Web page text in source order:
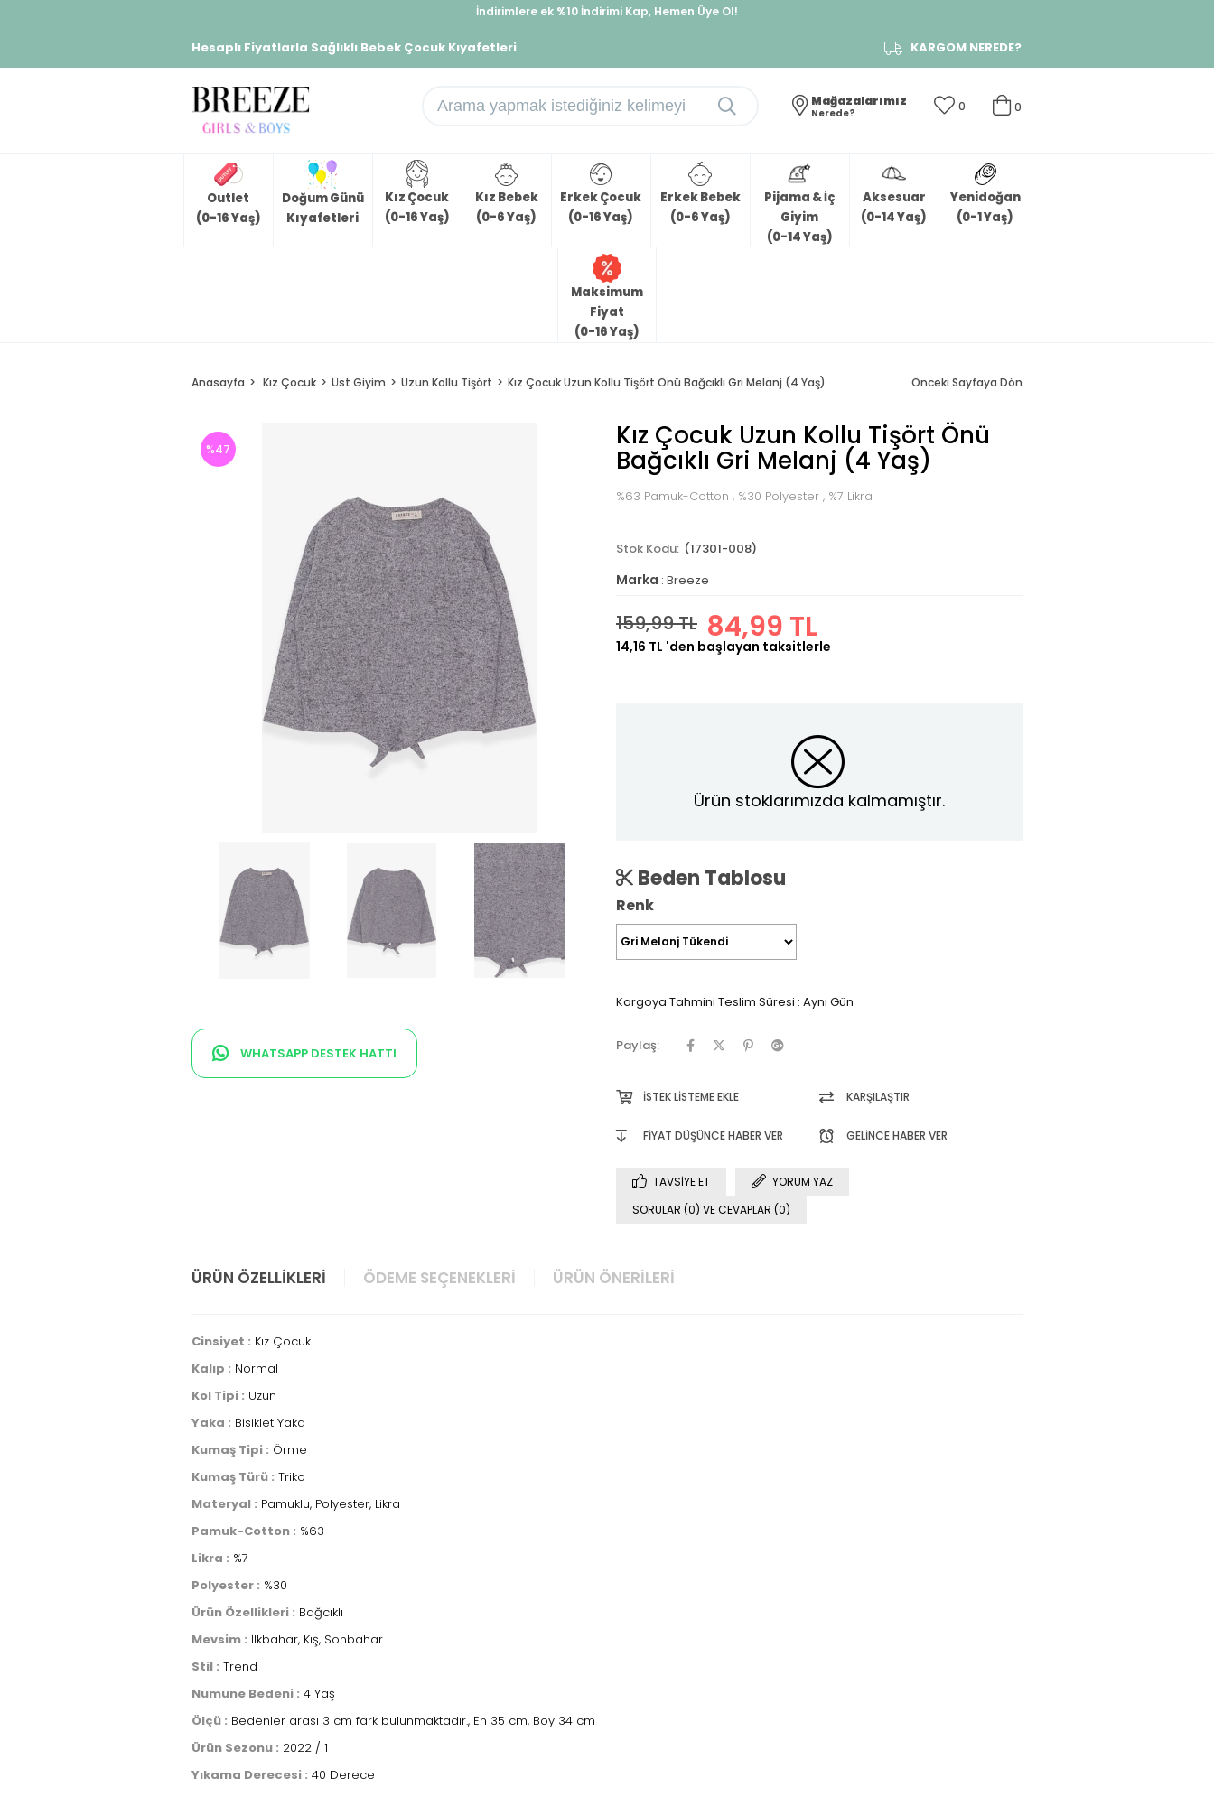
İndirimlere ek %10 İndirimi Kap, Hemen Üye Ol!
Hesaplı Fiyatlarla Sağlıklı Bebek Çocuk Kıyafetleri KARGOM NEREDE?
0
0
Mağazalarımız
Nerede?
Outlet
(0-16 Yaş)
Doğum Günü
Kıyafetleri
Kız Çocuk
(0-16 Yaş)
Kız Bebek
(0-6 Yaş)
Erkek Çocuk
(0-16 Yaş)
Erkek Bebek
(0-6 Yaş)
Pijama & İç
Giyim
(0-14 Yaş)
Aksesuar
(0-14 Yaş)
Yenidoğan
(0-1 Yaş)
Maksimum
Fiyat
(0-16 Yaş)
Anasayfa Kız Çocuk Üst Giyim Uzun Kollu Tişört Kız Çocuk Uzun Kollu Tişört Önü Bağcıklı Gri Melanj (4 Yaş) Önceki Sayfaya Dön
%47
WHATSAPP DESTEK HATTI
Kız Çocuk Uzun Kollu Tişört Önü
Bağcıklı Gri Melanj (4 Yaş)
%63 Pamuk-Cotton , %30 Polyester , %7 Likra
(17301-008)
Marka : Breeze
159,99 TL 84,99 TL
14,16 TL 'den başlayan taksitlerle
Ürün stoklarımızda kalmamıştır.
Beden Tablosu
Renk
Kargoya Tahmini Teslim Süresi : Aynı Gün
Paylaş:
İSTEK LISTEME EKLE KARŞILAŞTIR
FIYAT DÜŞÜNCE HABER VER GELINCE HABER VER
TAVSIYE ET
YORUM YAZ
SORULAR (0) VE CEVAPLAR (0)
ÜRÜN ÖZELLIKLERI ÖDEME SEÇENEKLERI ÜRÜN ÖNERILERI
Cinsiyet : Kız Çocuk
Kalıp : Normal
Kol Tipi : Uzun
Yaka : Bisiklet Yaka
Kumaş Tipi : Örme
Kumaş Türü : Triko
Materyal : Pamuklu, Polyester, Likra
Pamuk-Cotton : %63
Likra : %7
Polyester : %30
Ürün Özellikleri : Bağcıklı
Mevsim : İlkbahar, Kış, Sonbahar
Stil : Trend
Numune Bedeni : 4 Yaş
Ölçü : Bedenler arası 3 cm fark bulunmaktadır., En 35 cm, Boy 34 cm
Ürün Sezonu : 2022 / 1
Yıkama Derecesi : 40 Derece